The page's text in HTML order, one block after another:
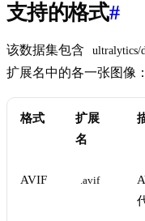
支持的格式#
该数据集包含 ultralytics/
扩展名中的各一张图像：
格式
扩展
名
AVIF .avif